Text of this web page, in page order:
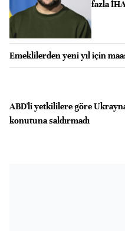
fazla
Emeklilerden yeni yıl için
ABD'li yetkililere göre
konutuna saldırmadı